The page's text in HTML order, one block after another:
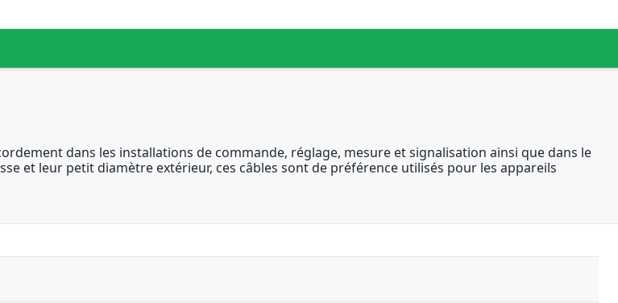
dans les installations de commande, réglage, mesure et signalisation ainsi que dans le
et leur petit diamètre extérieur, ces câbles sont de préférence utilisés pour les appareils